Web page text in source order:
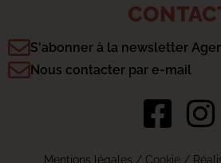
S'abonner à la newsletter
Nous contacter par e-mail
Mentions légales / Cookie/